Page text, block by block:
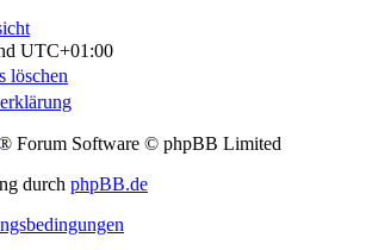
UTC+01:00
löschen
Forum Software © phpBB Limited
durch phpBB.de